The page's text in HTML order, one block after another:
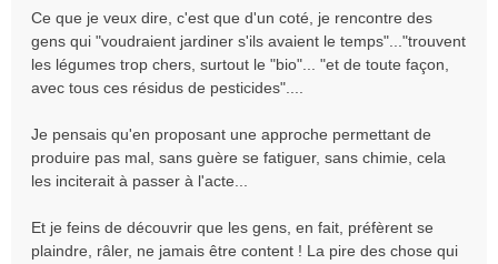
e
n
l
Ce que je veux dire, c'est que d'un coté, je rencontre des
gens qui "voudraient jardiner s'ils avaient le temps"..."trouvent
les légumes trop chers, surtout le "bio"... "et de toute façon,
avec tous ces résidus de pesticides"....
Je pensais qu'en proposant une approche permettant de
produire pas mal, sans guère se fatiguer, sans chimie, cela
les inciterait à passer à l'acte...
Et je feins de découvrir que les gens, en fait, préfèrent se
plaindre, râler, ne jamais être content ! La pire des chose qui